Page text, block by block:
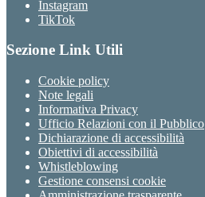
Instagram
TikTok
Sezione Link Utili
Cookie policy
Note legali
Informativa Privacy
Ufficio Relazioni con il Pubblico
Dichiarazione di accessibilità
Obiettivi di accessibilità
Whistleblowing
Gestione consensi cookie